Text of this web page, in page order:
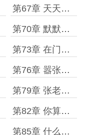
第67章 天天售停
第70章 默默付出的女人【求票票
第73章 在门口闹事【求票票
第76章 嚣张的花大强
第79章 张老板出面
第82章 你算老几
第85章 什么?2021!圆满了?（大结…（终章）